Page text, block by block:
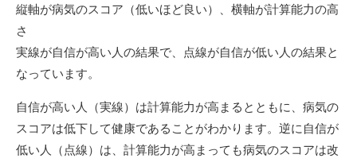
縦軸が病気のスコア（低いほど良い）、横軸が計算能力の高
さ
実線が自信が高い人の結果で、点線が自信が低い人の結果と
なっています。
自信が高い人（実線）は計算能力が高まるとともに、病気の
スコアは低下して健康であることがわかります。逆に自信が
低い人（点線）は、計算能力が高まっても病気のスコアは改